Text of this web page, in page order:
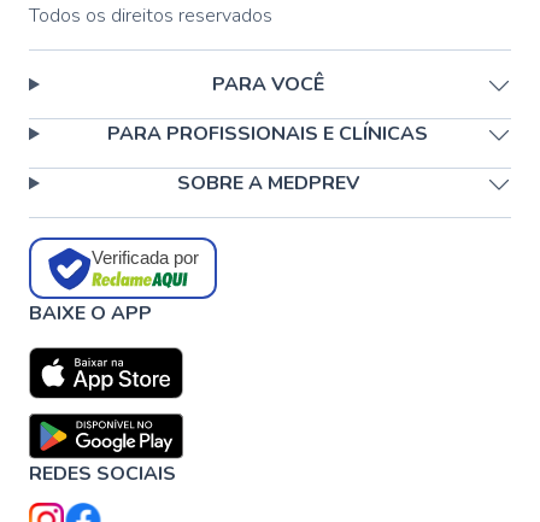
Todos os direitos reservados
PARA VOCÊ
PARA PROFISSIONAIS E CLÍNICAS
SOBRE A MEDPREV
Verificada por
BAIXE O APP
REDES SOCIAIS